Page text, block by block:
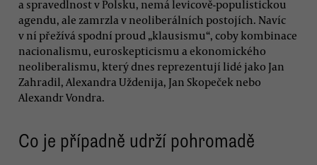
a spravedlnost v Polsku, nemá levicově-populistickou
agendu, ale zamrzla v neoliberálních postojích. Navíc
v ní přežívá spodní proud „klausismu“, coby kombinace
nacionalismu, euroskepticismu a ekonomického
neoliberalismu, který dnes reprezentují lidé jako Jan
Zahradil, Alexandra Uždenija, Jan Skopeček nebo
Alexandr Vondra.
Co je případně udrží pohromadě